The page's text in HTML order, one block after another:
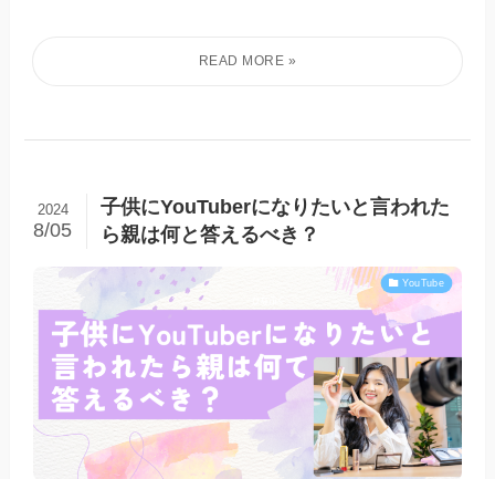
子供にYouTuberになりたいと言われた
ら親は何と答えるべき？
2024
8/05
YouTube